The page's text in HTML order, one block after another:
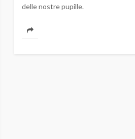
delle nostre pupille.